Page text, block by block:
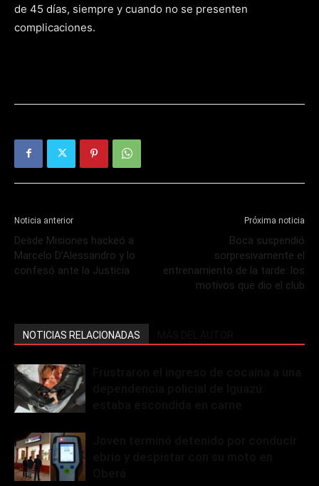
de 45 días, siempre y cuando no se presenten
complicaciones.
Noticia anterior
Desde Misiones hackeó a
Marcelo D’Alessandro y lo
confesó ante la Justicia
Próxima noticia
Boca suspendió
sorpresivamente el
entrenamiento de la tarde: los
motivos que dio el club
NOTICIAS RELACIONADAS